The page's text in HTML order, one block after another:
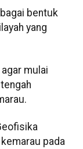
bentuk
yang
mulai
pada